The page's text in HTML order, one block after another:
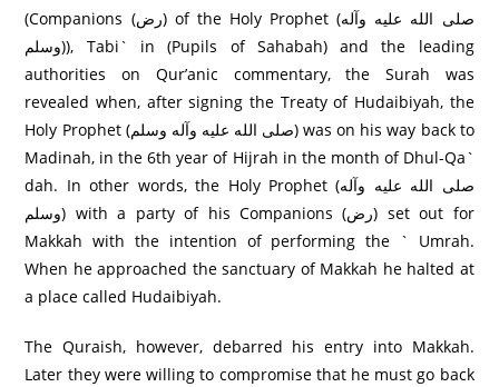
(Companions (رض) of the Holy Prophet (صلى الله عليه وآله
وسلم)), Tabi` in (Pupils of Sahabah) and the leading
authorities on Qur’anic commentary, the Surah was
revealed when, after signing the Treaty of Hudaibiyah, the
Holy Prophet (صلى الله عليه وآله وسلم) was on his way back to
Madinah, in the 6th year of Hijrah in the month of Dhul-Qa`
dah. In other words, the Holy Prophet (صلى الله عليه وآله
وسلم) with a party of his Companions (رض) set out for
Makkah with the intention of performing the ` Umrah.
When he approached the sanctuary of Makkah he halted at
a place called Hudaibiyah.
The Quraish, however, debarred his entry into Makkah.
Later they were willing to compromise that he must go back